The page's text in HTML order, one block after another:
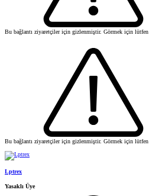
Bu bağlantı ziyaretçiler için gizlenmiştir. Görmek için lütfen
Bu bağlantı ziyaretçiler için gizlenmiştir. Görmek için lütfen
Lptrex
Yasaklı Üye